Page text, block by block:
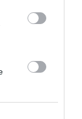
μαγείρεψα